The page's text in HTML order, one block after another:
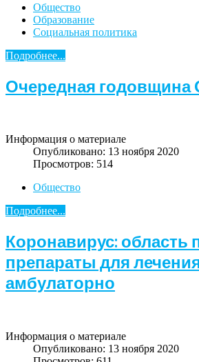
Общество
Образование
Социальная политика
Подробнее...
Очередная
Информация о материале
Опубликовано: 13 ноября 2020
Просмотров: 514
Общество
Подробнее...
Коронавирус: область
препараты для
амбулаторно
Информация о материале
Опубликовано: 13 ноября 2020